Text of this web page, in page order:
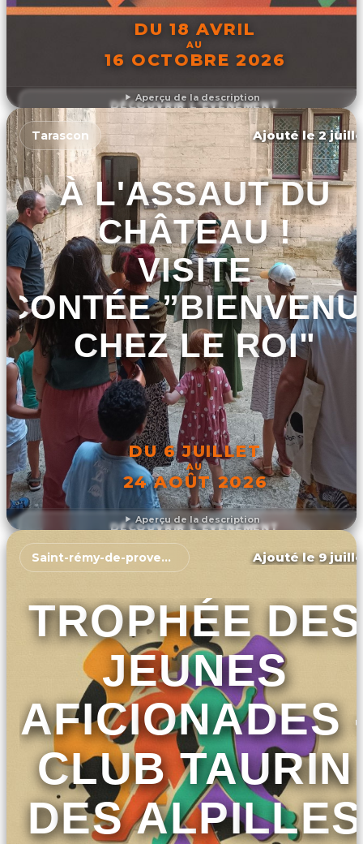
Aperçu de la description
DU 18 AVRIL
AU
16 OCTOBRE 2026
DÉCOUVRIR L'ÉVÉNEMENT
Aperçu de la description
Tarascon Ajouté le 2
À L'ASSAUT DU
CHÂTEAU !
VISITE
CONTÉE
CHEZ LE ROI"
DU 6 JUILLET
AU
24 AOÛT 2026
DÉCOUVRIR L'ÉVÉNEMENT
Saint-rémy-de-provence Ajouté le 9
TROPHÉE DES
JEUNES
AFICIONADES
CLUB TAURIN
DES ALPILLES